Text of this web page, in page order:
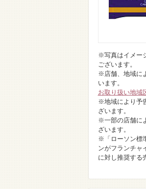
※写真はイメー
ございます。
※店舗、地域に
います。
お取り扱い地域
※地域により予
ざいます。
※一部の店舗に
ざいます。
※「ローソン標
ンがフランチャ
に対し推奨する